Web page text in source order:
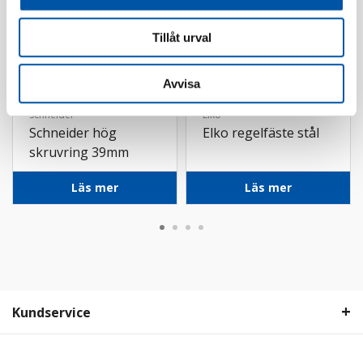
Tillåt urval
Avvisa
Schneider
Schneider hög
skruvring 39mm
Läs mer
Elko
Elko regelfäste stål
Läs mer
Kundservice